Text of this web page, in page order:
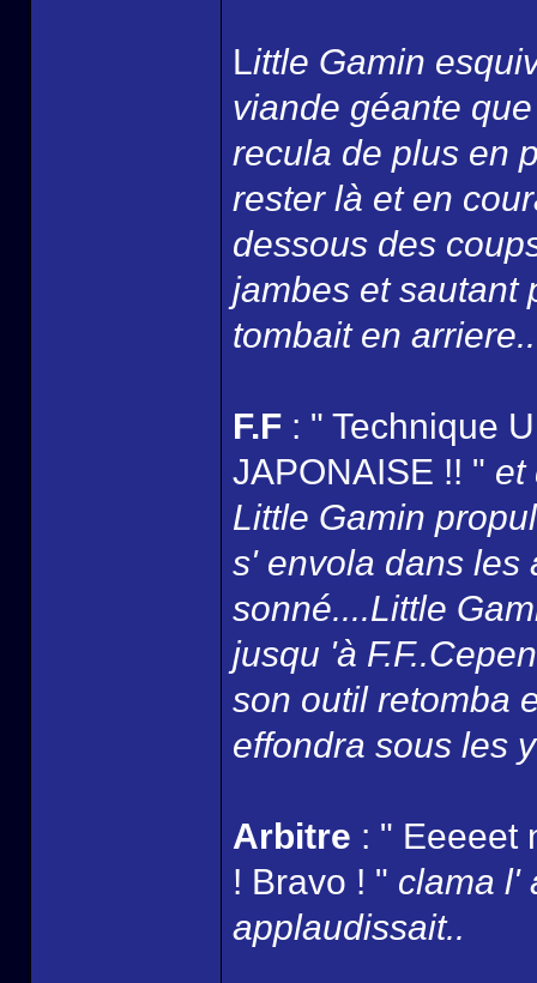
Little Gamin
viande géante
recula de plus en
rester là et en
dessous des
jambes et sautant
tombait en arriere..
F.F : " Technique
JAPONAISE !! " et
Little Gamin
s' envola dans les
sonné....Little
jusqu 'à
son outil retomba
effondra sous les
Arbitre : " Eeeeet
! Bravo ! " clama l'
applaudissait..